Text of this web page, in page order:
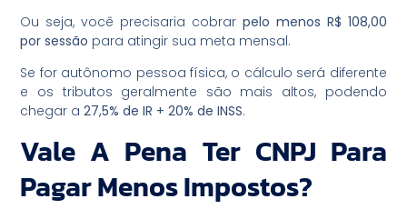
Ou seja, você precisaria cobrar pelo menos R$ 108,00
por sessão para atingir sua meta mensal.
Se for autônomo pessoa física, o cálculo será diferente
e os tributos geralmente são mais altos, podendo
chegar a27,5% de IR + 20% de INSS.
Vale A Pena Ter CNPJ Para
Pagar Menos Impostos?